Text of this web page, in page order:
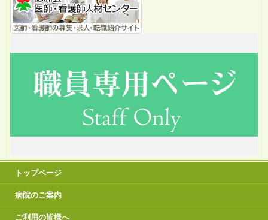
トップページ
病院のご案内
ご利用の皆様へ